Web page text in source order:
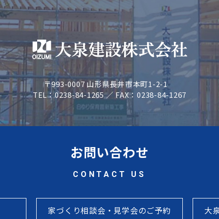
〒993-0007 山形県長井市本町1-2-1
TEL：0238-84-1265 ／ FAX：0238-84-1267
お問い合わせ
CONTACT US
家づくり相談会・見学会のご予約 大